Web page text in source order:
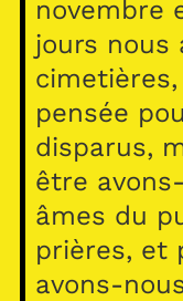
novembre
jours nous
pensée
disparus,
être
âmes du
prières, et
avons-